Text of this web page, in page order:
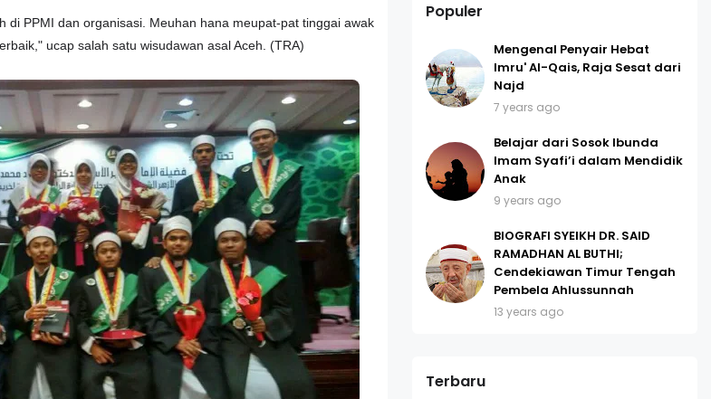
di PPMI dan organisasi. Meuhan hana meupat-pat tinggai awak
ucap salah satu wisudawan asal Aceh. (TRA)
Populer
Mengenal Penyair Hebat
Imru' Al-Qais, Raja Sesat dari
Najd
7 years ago
Belajar dari Sosok Ibunda
Imam Syafi’i dalam Mendidik
Anak
9 years ago
BIOGRAFI SYEIKH DR. SAID
RAMADHAN AL BUTHI;
Cendekiawan Timur Tengah
Pembela Ahlussunnah
13 years ago
Terbaru